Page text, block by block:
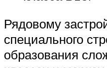
Рядовому
специального
образования